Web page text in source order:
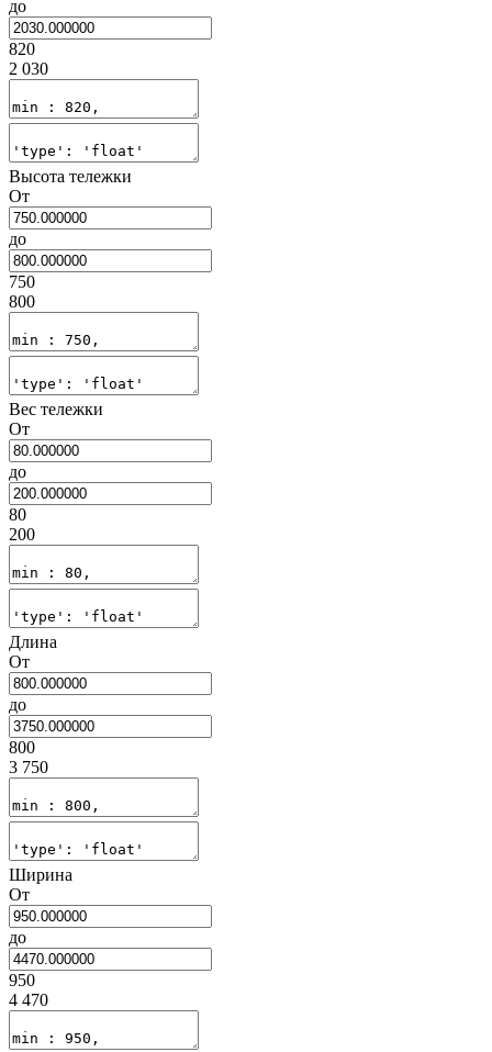
до
820
2 030
Высота тележки
От
до
750
800
Вес тележки
От
до
80
200
Длина
От
до
800
3 750
Ширина
От
до
950
4 470